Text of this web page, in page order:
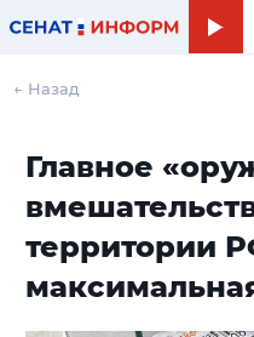
← Назад
Главное
территории